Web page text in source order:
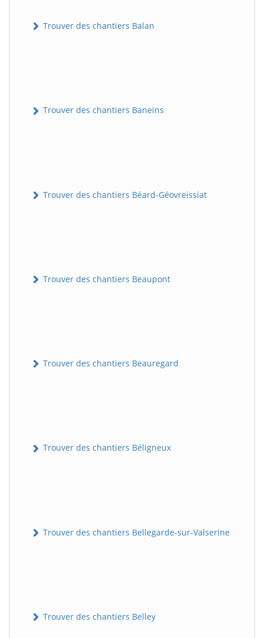
Trouver des chantiers Balan
Trouver des chantiers Baneins
Trouver des chantiers Béard-Géovreissiat
Trouver des chantiers Beaupont
Trouver des chantiers Beauregard
Trouver des chantiers Béligneux
Trouver des chantiers Bellegarde-sur-Valserine
Trouver des chantiers Belley